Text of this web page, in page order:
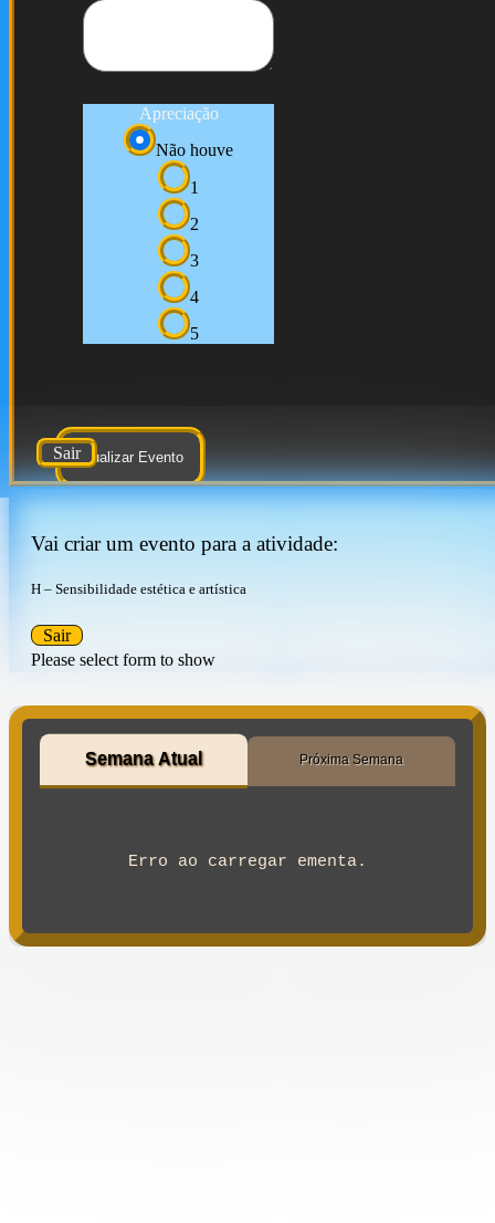
Apreciação
Não houve
1
2
3
4
5
Atualizar Evento
Sair
Vai criar um evento para a atividade:
H – Sensibilidade estética e artística
Please select form to show
Sair
Semana Atual Próxima Semana
Erro ao carregar ementa.